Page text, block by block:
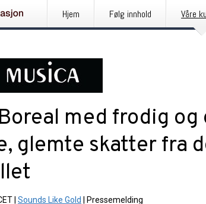
Hjem Følg innhold Våre
med frodig og
glemte skatter fra
Sounds Like Gold Pressemelding